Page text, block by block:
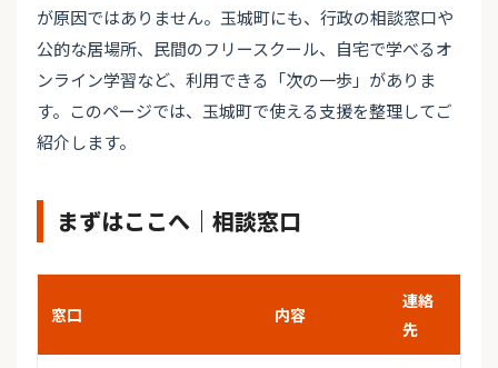
が原因ではありません。玉城町にも、行政の相談窓口や
公的な居場所、民間のフリースクール、自宅で学べるオ
ンライン学習など、利用できる「次の一歩」がありま
す。このページでは、玉城町で使える支援を整理してご
紹介します。
まずはここへ｜相談窓口
窓口 内容
連絡
先